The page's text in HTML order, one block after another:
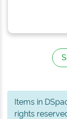
Items in
rights